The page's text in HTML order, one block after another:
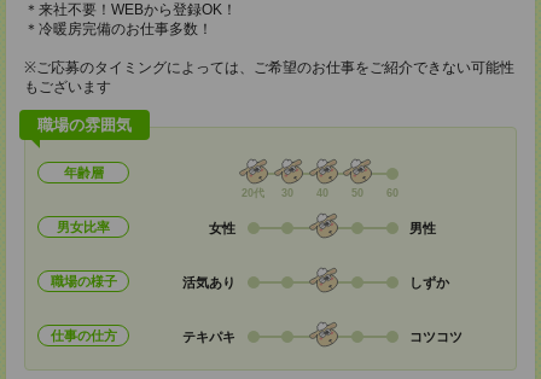
＊来社不要！WEBから登録OK！
＊冷暖房完備のお仕事多数！
※ご応募のタイミングによっては、ご希望のお仕事をご紹介できない可能性
もございます
職場の雰囲気
年齢層
20代 30 40 50 60
男女比率 女性 男性
職場の様子 活気あり しずか
仕事の仕方 テキパキ コツコツ